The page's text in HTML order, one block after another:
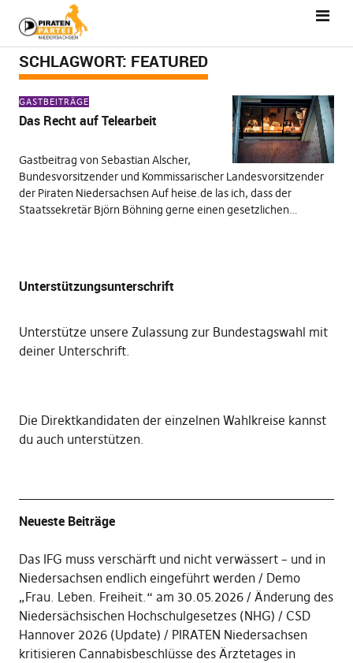
SCHLAGWORT: FEATURED
GASTBEITRÄGE
Das Recht auf Telearbeit
Gastbeitrag von Sebastian Alscher,
Bundesvorsitzender und Kommissarischer Landesvorsitzender
der Piraten Niedersachsen Auf heise.de las ich, dass der
Staatssekretär Björn Böhning gerne einen gesetzlichen…
Unterstützungsunterschrift
Unterstütze unsere Zulassung zur Bundestagswahl mit
deiner Unterschrift.
Die Direktkandidaten der einzelnen Wahlkreise kannst
du auch unterstützen.
Neueste Beiträge
Das IFG muss verschärft und nicht verwässert – und in
Niedersachsen endlich eingeführt werden
Demo
„Frau. Leben. Freiheit.“ am 30.05.2026
Änderung des
Niedersächsischen Hochschulgesetzes (NHG)
CSD
Hannover 2026 (Update)
PIRATEN Niedersachsen
kritisieren Cannabisbeschlüsse des Ärztetages in